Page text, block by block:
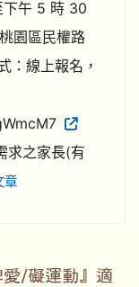
午 5 時 30
園區民權路
：線上報名，
求之家長(有
章
/礙運動』適